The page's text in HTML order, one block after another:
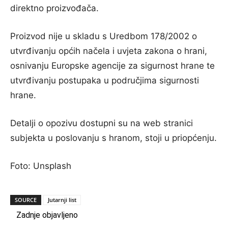
direktno proizvođača.
Proizvod nije u skladu s Uredbom 178/2002 o
utvrđivanju općih načela i uvjeta zakona o hrani,
osnivanju Europske agencije za sigurnost hrane te
utvrđivanju postupaka u područjima sigurnosti
hrane.
Detalji o opozivu dostupni su na web stranici
subjekta u poslovanju s hranom, stoji u priopćenju.
Foto: Unsplash
SOURCE Jutarnji list
Zadnje objavljeno